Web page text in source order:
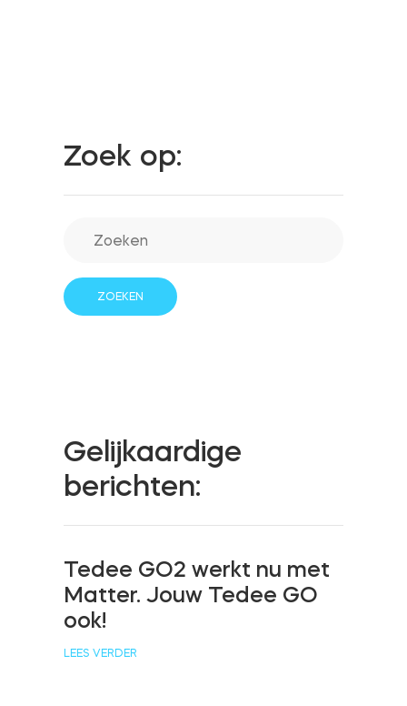
Door Sensor
Adapters
Home toegang
Tedee Keypad PRO
Zoek op:
Gelijkaardige
berichten:
Tedee GO2 werkt nu met
Matter. Jouw Tedee GO
ook!
LEES VERDER